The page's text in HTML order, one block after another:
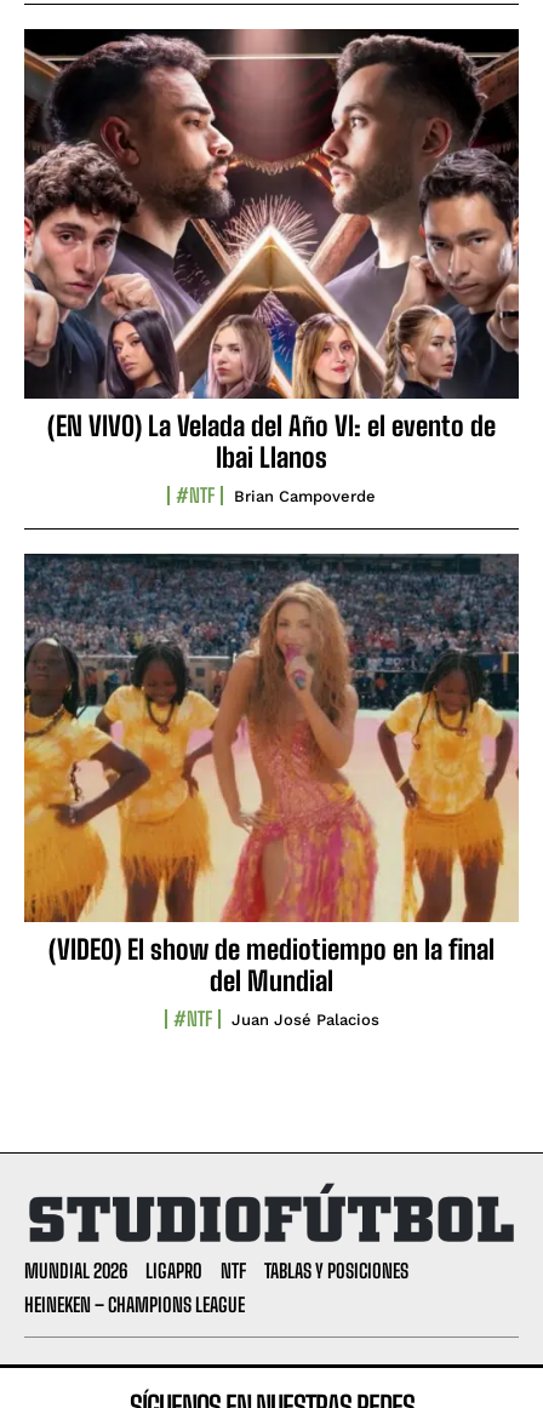
(EN VIVO) La Velada del Año VI: el evento de
Ibai Llanos
#NTF Brian Campoverde
(VIDEO) El show de mediotiempo en la final
del Mundial
#NTF Juan José Palacios
MUNDIAL 2026 LIGAPRO NTF
TABLAS Y POSICIONES
HEINEKEN – CHAMPIONS LEAGUE